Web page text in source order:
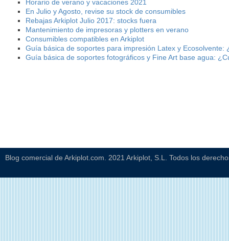
Horario de verano y vacaciones 2021
En Julio y Agosto, revise su stock de consumibles
Rebajas Arkiplot Julio 2017: stocks fuera
Mantenimiento de impresoras y plotters en verano
Consumibles compatibles en Arkiplot
Guía básica de soportes para impresión Latex y Ecosolvente:
Guía básica de soportes fotográficos y Fine Art base agua:
Blog comercial de Arkiplot.com. 2021 Arkiplot, S.L. Todos los